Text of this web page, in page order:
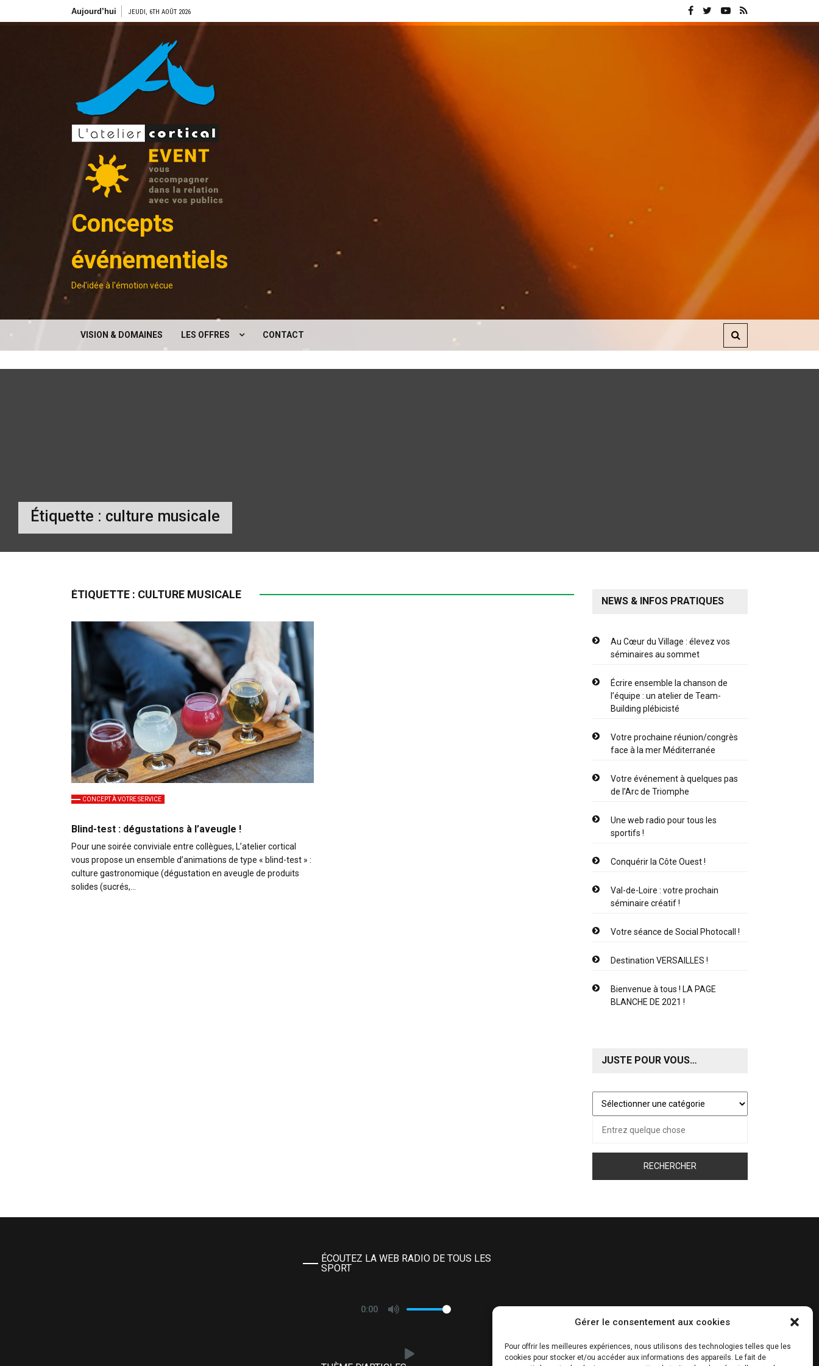
Gérer le consentement aux cookies
Pour offrir les meilleures expériences, nous utilisons des technologies telles que les
cookies pour stocker et/ou accéder aux informations des appareils. Le fait de
Aujourd’hui JEUDI, 6TH AOÛT 2026
Concepts
événementiels
De l'idée à l'émotion vécue
VISION & DOMAINES LES OFFRES CONTACT
Étiquette : culture musicale
ÉTIQUETTE : CULTURE MUSICALE
CONCEPT À VOTRE SERVICE
Blind-test : dégustations à l’aveugle !
Pour une soirée conviviale entre collègues, L’atelier cortical
vous propose un ensemble d’animations de type « blind-test » :
culture gastronomique (dégustation en aveugle de produits
solides (sucrés,…
NEWS & INFOS PRATIQUES
Au Cœur du Village : élevez vos
séminaires au sommet
Écrire ensemble la chanson de
l’équipe : un atelier de Team-
Building plébicisté
Votre prochaine réunion/congrès
face à la mer Méditerranée
Votre événement à quelques pas
de l’Arc de Triomphe
Une web radio pour tous les
sportifs !
Conquérir la Côte Ouest !
Val-de-Loire : votre prochain
séminaire créatif !
Votre séance de Social Photocall !
Destination VERSAILLES !
Bienvenue à tous ! LA PAGE
BLANCHE DE 2021 !
JUSTE POUR VOUS…
pour
pour :
ÉCOUTEZ LA WEB RADIO DE TOUS LES
SPORT
0:00